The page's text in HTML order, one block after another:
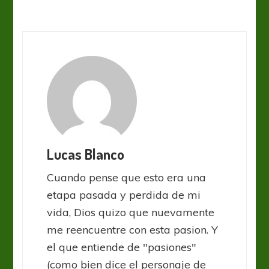
Lucas Blanco
Cuando pense que esto era una
etapa pasada y perdida de mi
vida, Dios quizo que nuevamente
me reencuentre con esta pasion. Y
el que entiende de "pasiones"
(como bien dice el personaje de